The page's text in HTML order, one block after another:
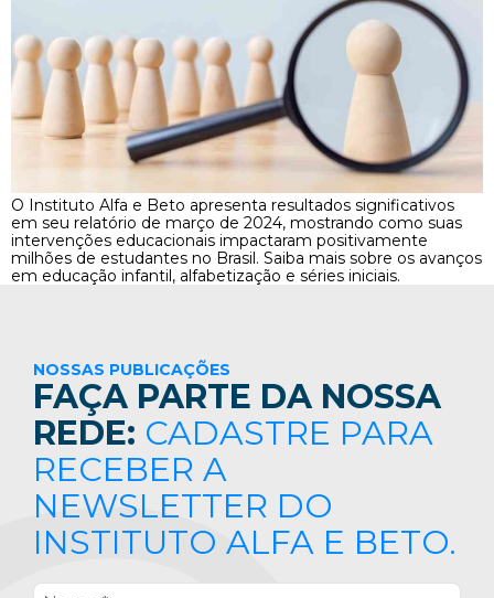
O Instituto Alfa e Beto apresenta resultados significativos
em seu relatório de março de 2024, mostrando como suas
intervenções educacionais impactaram positivamente
milhões de estudantes no Brasil. Saiba mais sobre os avanços
em educação infantil, alfabetização e séries iniciais.
NOSSAS PUBLICAÇÕES
FAÇA PARTE DA NOSSA
REDE: CADASTRE PARA
RECEBER A
NEWSLETTER DO
INSTITUTO ALFA E BETO.